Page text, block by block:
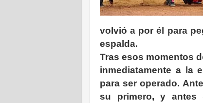
volvió a por él para
espalda.
Tras esos momentos
inmediatamente a la
para ser operado.
su primero, y antes